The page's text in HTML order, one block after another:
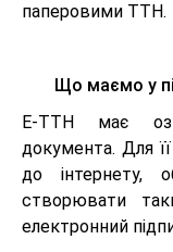
паперовими ТТН.
Що маємо у
Е-ТТН має
документа. Для
до інтернету,
створювати
електронний